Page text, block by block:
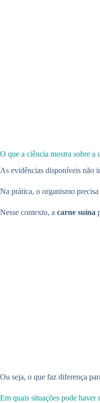
O que a ciência mostra sobre a
As evidências disponíveis não
Na prática, o organismo
Nesse contexto, a carne suína
Ou seja, o que faz diferença
Em quais situações pode haver